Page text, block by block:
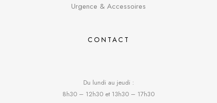
Urgence & Accessoires
CONTACT
Du lundi au jeudi :
8h30 – 12h30 et 13h30 – 17h30